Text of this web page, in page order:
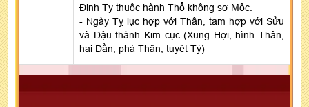
Đinh Tỵ thuộc hành Thổ không sợ Mộc.
- Ngày Tỵ lục hợp với Thân, tam hợp với Sửu
và Dậu thành Kim cục (Xung Hợi, hình Thân,
hại Dần, phá Thân, tuyệt Tý)